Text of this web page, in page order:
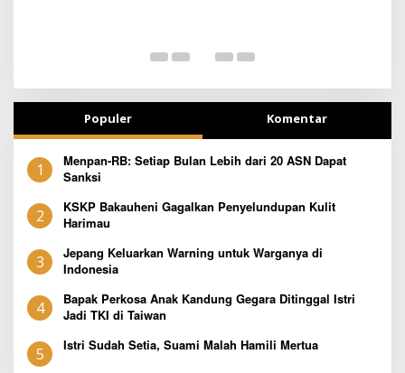
Populer Komentar
1
Menpan-RB: Setiap Bulan Lebih dari 20 ASN Dapat
Sanksi
2
KSKP Bakauheni Gagalkan Penyelundupan Kulit
Harimau
3
Jepang Keluarkan Warning untuk Warganya di
Indonesia
4
Bapak Perkosa Anak Kandung Gegara Ditinggal Istri
Jadi TKI di Taiwan
5 Istri Sudah Setia, Suami Malah Hamili Mertua